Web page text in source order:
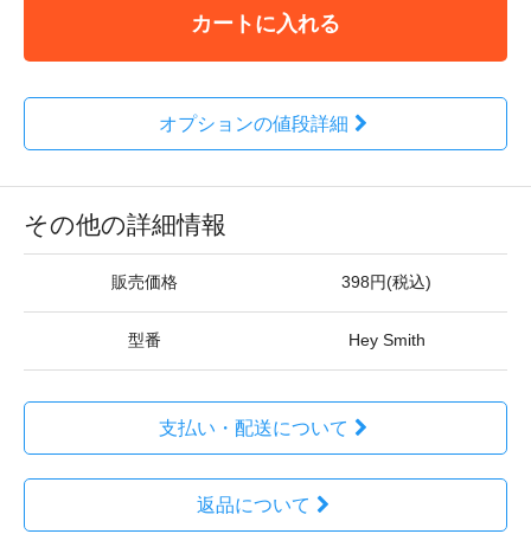
カートに入れる
オプションの値段詳細
その他の詳細情報
販売価格 398円(税込)
型番 Hey Smith
支払い・配送について
返品について